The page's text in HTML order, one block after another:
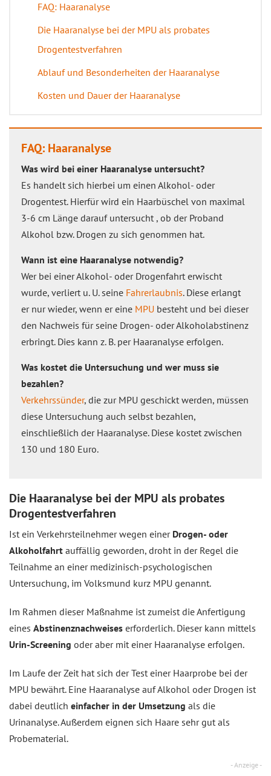
FAQ: Haaranalyse
Die Haaranalyse bei der MPU als probates
Drogentestverfahren
Ablauf und Besonderheiten der Haaranalyse
Kosten und Dauer der Haaranalyse
FAQ: Haaranalyse
Was wird bei einer Haaranalyse untersucht?
Es handelt sich hierbei um einen Alkohol- oder
Drogentest. Hierfür wird ein Haarbüschel von maximal
3-6 cm Länge darauf untersucht , ob der Proband
Alkohol bzw. Drogen zu sich genommen hat.
Wann ist eine Haaranalyse notwendig?
Wer bei einer Alkohol- oder Drogenfahrt erwischt
wurde, verliert u. U. seine Fahrerlaubnis. Diese erlangt
er nur wieder, wenn er eine MPU besteht und bei dieser
den Nachweis für seine Drogen- oder Alkoholabstinenz
erbringt. Dies kann z. B. per Haaranalyse erfolgen.
Was kostet die Untersuchung und wer muss sie
bezahlen?
Verkehrssünder, die zur MPU geschickt werden, müssen
diese Untersuchung auch selbst bezahlen,
einschließlich der Haaranalyse. Diese kostet zwischen
130 und 180 Euro.
Die Haaranalyse bei der MPU als probates
Drogentestverfahren
Ist ein Verkehrsteilnehmer wegen einer Drogen- oder
Alkoholfahrt auffällig geworden, droht in der Regel die
Teilnahme an einer medizinisch-psychologischen
Untersuchung, im Volksmund kurz MPU genannt.
Im Rahmen dieser Maßnahme ist zumeist die Anfertigung
eines Abstinenznachweises erforderlich. Dieser kann mittels
Urin-Screening oder aber mit einer Haaranalyse erfolgen.
Im Laufe der Zeit hat sich der Test einer Haarprobe bei der
MPU bewährt. Eine Haaranalyse auf Alkohol oder Drogen ist
dabei deutlich einfacher in der Umsetzung als die
Urinanalyse. Außerdem eignen sich Haare sehr gut als
Probematerial.